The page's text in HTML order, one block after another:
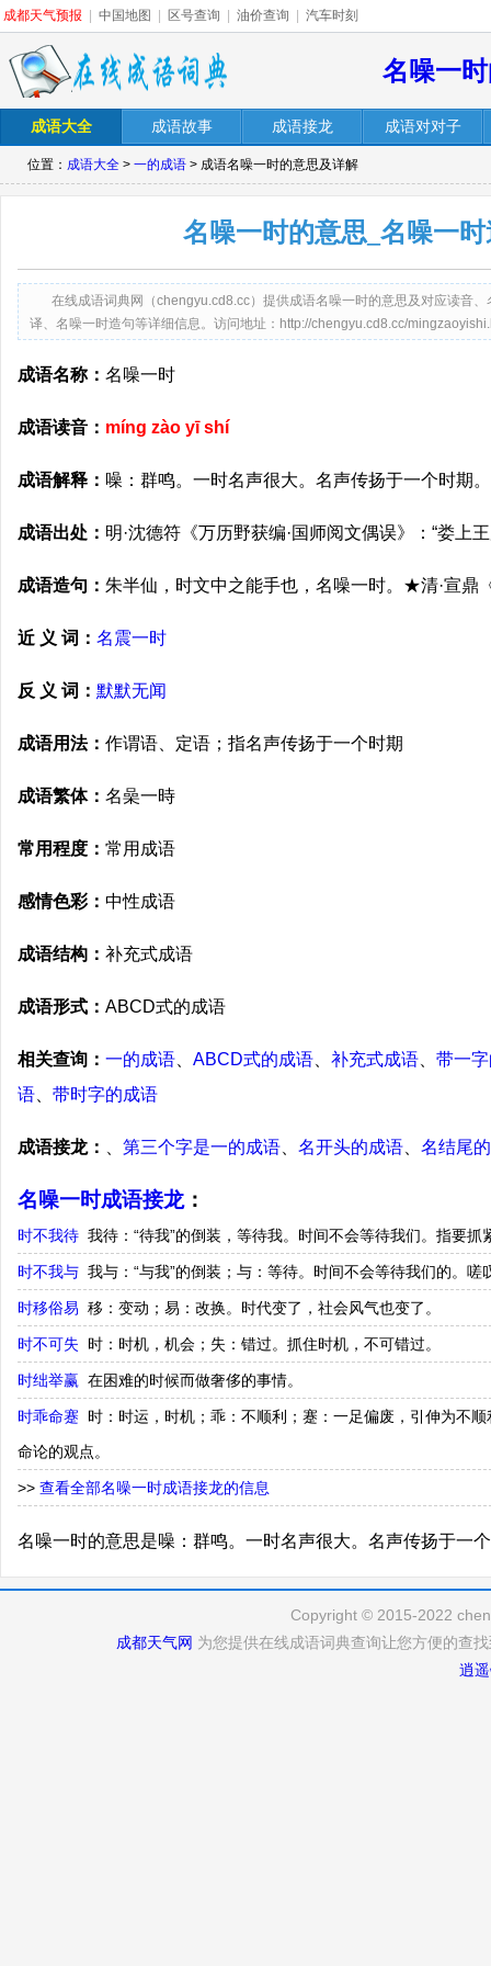
成都天气预报 中国地图 区号查询 油价查询 汽车时刻
名噪一
成语大全 成语故事 成语接龙 成语对对子
位置： 成语大全 > 一的成语 > 成语名噪一时的意思及详解
名噪一时的意思_名噪一
在线成语词典网（chengyu.cd8.cc）提供成语名噪一时的意思及对应读音
译、名噪一时造句等详细信息。访问地址：http://chengyu.cd8.cc/
成语名称： 名噪一时
成语读音： míng zào yī shí
成语解释： 噪：群鸣。一时名声很大。名声传扬于一个时期。
成语出处： 明·沈德符《万历野获编·国师阅文偶误》：“娄上
成语造句： 朱半仙，时文中之能手也，名噪一时。★清·宣鼎
近 义 词： 名震一时
反 义 词： 默默无闻
成语用法： 作谓语、定语；指名声传扬于一个时期
成语繁体： 名喿一時
常用程度： 常用成语
感情色彩： 中性成语
成语结构： 补充式成语
成语形式： ABCD式的成语
相关查询： 一的成语 ABCD式的成语 补充式成语
带一
语
带时字的成语
成语接龙： 第三个字是一的成语 名开头的成语 名结尾
名噪一时成语接龙：
时不我待 我待：“待我”的倒装，等待我。时间不会等待我们。指要抓
时不我与 我与：“与我”的倒装；与：等待。时间不会等待我们的。嗟
时移俗易 移：变动；易：改换。时代变了，社会风气也变了。
时不可失 时：时机，机会；失：错过。抓住时机，不可错过。
时绌举赢 在困难的时候而做奢侈的事情。
时乖命蹇
时：时运，时机；乖：不顺利；蹇：一足偏废，引伸为不
命论的观点。
>> 查看全部名噪一时成语接龙的信息
名噪一时的意思是噪：群鸣。一时名声很大。名声传扬于一
Copyright © 2015-2022
成都天气网 为您提供在线成语词典查询让您方便的查
逍